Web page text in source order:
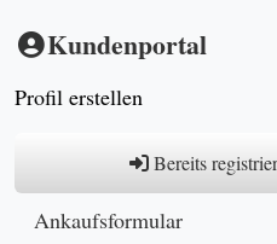
Kundenportal
Profil erstellen
Bereits
Ankaufsformular